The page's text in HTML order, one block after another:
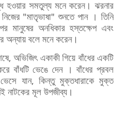
হওয়ার সমতুল্য মনে করেন। ঝরনার
নিজের"মাতৃভাষা"শুনতে পান । তিনি
মানুষের অনধিকার হস্তক্ষেপ এবং
অন্যায় বলে মনে করেন।
,অভিজিৎ একাকী গিয়ে বাঁধের একটি
বাঁধটি ভেঙে দেন । বাঁধের প্রবল
ভেসে যান, কিন্তু মুক্তধারাকে মুক্ত
নাটকের মূল উপজীব্য।